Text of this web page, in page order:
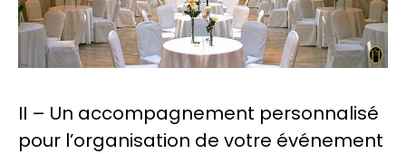
II – Un accompagnement personnalisé
pour l’organisation de votre événement